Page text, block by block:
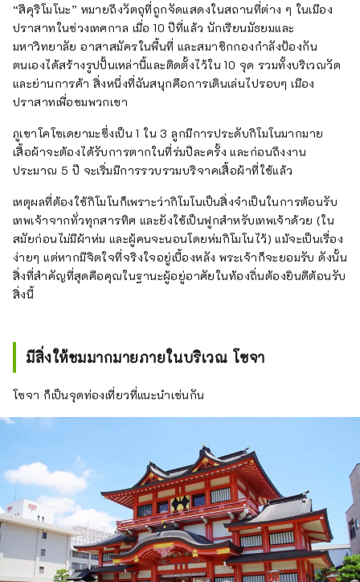
“สึคุริโมโนะ” หมายถึงวัตถุที่ถูกจัดแสดงในสถานที่ต่าง ๆ ในเมือง
ปราสาทในช่วงเทศกาล เมื่อ 10 ปีที่แล้ว นักเรียนมัธยมและ
มหาวิทยาลัย อาสาสมัครในพื้นที่ และสมาชิกกองกำลังป้องกัน
ตนเองได้สร้างรูปปั้นเหล่านี้และติดตั้งไว้ใน 10 จุด รวมทั้งบริเวณวัด
และย่านการค้า สิ่งหนึ่งที่ฉันสนุกคือการเดินเล่นไปรอบๆ เมือง
ปราสาทเพื่อชมพวกเขา
ภูเขาโคโซเดยามะซึ่งเป็น 1 ใน 3 ลูกมีการประดับกิโมโนมากมาย
เสื้อผ้าจะต้องได้รับการตากในที่ร่มปีละครั้ง และก่อนถึงงาน
ประมาณ 5 ปี จะเริ่มมีการรวบรวมบริจาคเสื้อผ้าที่ใช้แล้ว
เหตุผลที่ต้องใช้กิโมโนก็เพราะว่ากิโมโนเป็นสิ่งจำเป็นในการต้อนรับ
เทพเจ้าจากทั่วทุกสารทิศ และยังใช้เป็นฟูกสำหรับเทพเจ้าด้วย (ใน
สมัยก่อนไม่มีผ้าห่ม และผู้คนจะนอนโดยห่มกิโมโนไว้) แม้จะเป็นเรื่อง
ง่ายๆ แต่หากมีจิตใจที่จริงใจอยู่เบื้องหลัง พระเจ้าก็จะยอมรับ ดังนั้น
สิ่งที่สำคัญที่สุดคือคุณในฐานะผู้อยู่อาศัยในท้องถิ่นต้องยินดีต้อนรับ
สิ่งนี้
มีสิ่งให้ชมมากมายภายในบริเวณ โซจา
โซจา ก็เป็นจุดท่องเที่ยวที่แนะนำเช่นกัน